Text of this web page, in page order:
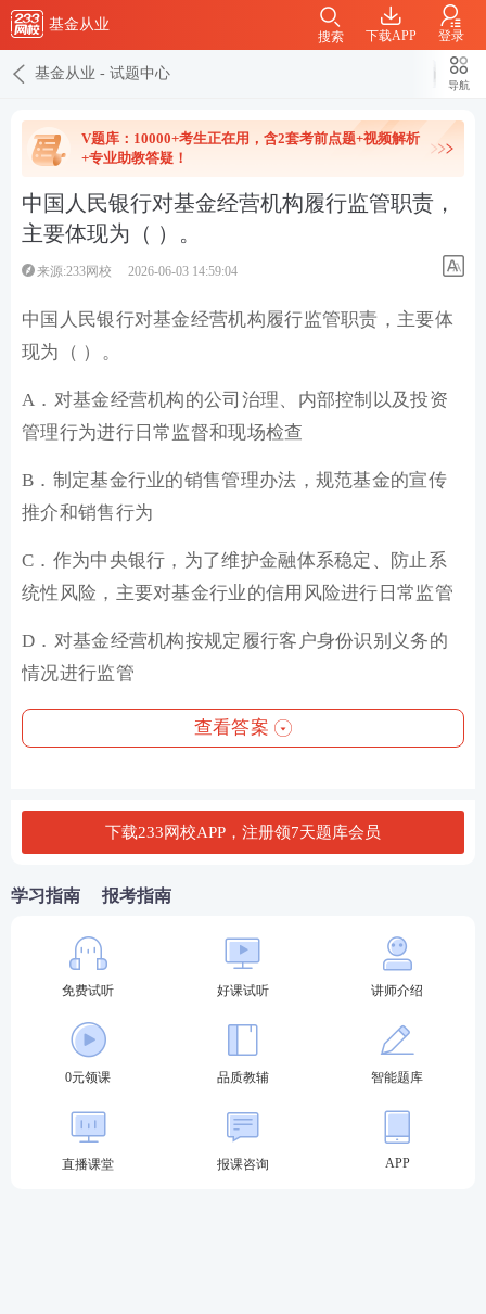
基金从业
下载APP 登录
搜索
基金从业 - 试题中心
导航
V题库：10000+考生正在用，含2套考前点题+视频解析
+专业助教答疑！
中国人民银行对基金经营机构履行监管职责，
主要体现为（ ）。
来源:233网校 2026-06-03 14:59:04
中国人民银行对基金经营机构履行监管职责，主要体
现为（ ）。
A．对基金经营机构的公司治理、内部控制以及投资
管理行为进行日常监督和现场检查
B．制定基金行业的销售管理办法，规范基金的宣传
推介和销售行为
C．作为中央银行，为了维护金融体系稳定、防止系
统性风险，主要对基金行业的信用风险进行日常监管
D．对基金经营机构按规定履行客户身份识别义务的
情况进行监管
查看答案
下载233网校APP，注册领7天题库会员
学习指南 报考指南
免费试听 好课试听 讲师介绍
0元领课 品质教辅 智能题库
直播课堂 报课咨询 APP